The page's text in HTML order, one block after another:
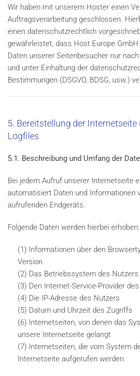
Wir haben mit unserem Hoster einen
Auftragsverarbeitung geschlossen.
einen datenschutzrechtlich
gewährleistet, dass Host Europe
Daten unserer Seitenbesucher nur
und unter Einhaltung der
Bestimmungen (DSGVO, BDSG, usw.)
5. Bereitstellung der
Logfiles
5.1. Beschreibung und Umfang der
Bei jedem Aufruf unserer Internetseite
automatisiert Daten und Informationen
aufrufenden Endgeräts.
Folgende Daten werden hierbei erhoben:
(1) Informationen über den
Version
(2) Das Betriebssystem des Nutzers
(3) Den Internet-Service-Provider
(4) Die IP-Adresse des Nutzers
(5) Datum und Uhrzeit des Zugriffs
(6) Internetseiten, von denen das
unsere Internetseite gelangt
(7) Internetseiten, die vom System
Internetseite aufgerufen werden.